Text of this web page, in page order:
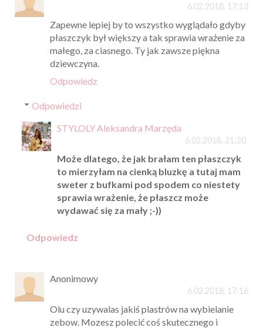
6.02.2018, 17:13
Zapewne lepiej by to wszystko wyglądało gdyby
płaszczyk był większy a tak sprawia wrażenie za
małego, za ciasnego. Ty jak zawsze piękna
dziewczyna.
Odpowiedz
Odpowiedzi
STYLOLY Aleksandra Marzęda
6.02.2018, 21:20
Może dlatego, że jak brałam ten płaszczyk
to mierzyłam na cienką bluzkę a tutaj mam
sweter z bufkami pod spodem co niestety
sprawia wrażenie, że płaszcz może
wydawać się za mały ;-))
Odpowiedz
Anonimowy
6.02.2018, 17:16
Olu czy uzywalas jakiś plastrów na wybielanie
zebow. Mozesz polecić coś skutecznego i